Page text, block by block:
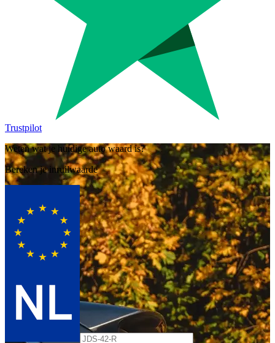
Trustpilot
Weten wat je huidige auto waard is?
Bereken je inruilwaarde